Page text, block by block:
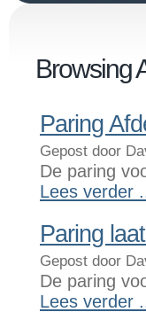
Browsing
Paring
Gepost door
De paring
Lees verder
Paring
Gepost door
De paring
Lees verder